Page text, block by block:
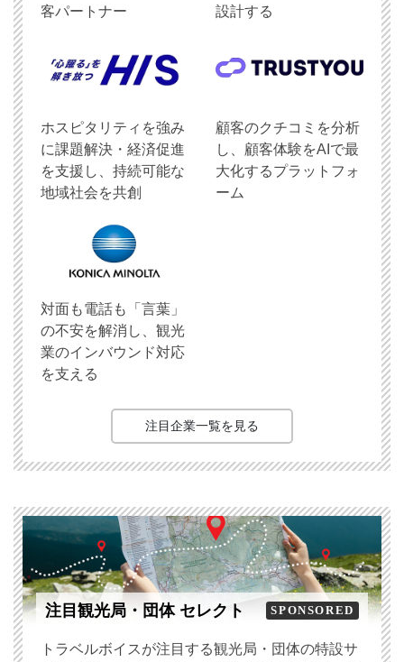
客パートナー
設計する
ホスピタリティを強み
に課題解決・経済促進
を支援し、持続可能な
地域社会を共創
顧客のクチコミを分析
し、顧客体験をAIで最
大化するプラットフォ
ーム
対面も電話も「言葉」
の不安を解消し、観光
業のインバウンド対応
を支える
注目企業一覧を見る
注目観光局・団体 セレクト SPONSORED
トラベルボイスが注目する観光局・団体の特設サ